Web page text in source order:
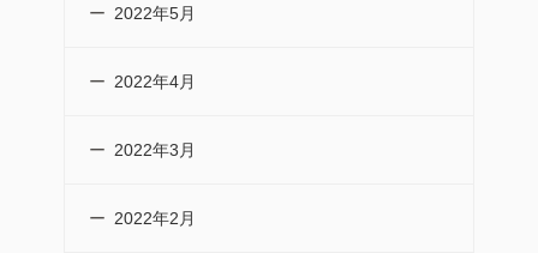
2022年5月
2022年4月
2022年3月
2022年2月